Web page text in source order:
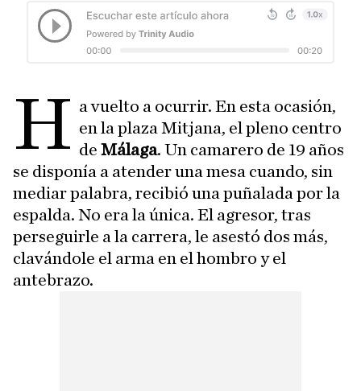
H a vuelto a ocurrir. En esta ocasión,
en la plaza Mitjana, el pleno centro
deMálaga. Un camarero de 19 años
se disponía a atender una mesa cuando, sin
mediar palabra, recibió una puñalada por la
espalda. No era la única. El agresor, tras
perseguirle a la carrera, le asestó dos más,
clavándole el arma en el hombro y el
antebrazo.